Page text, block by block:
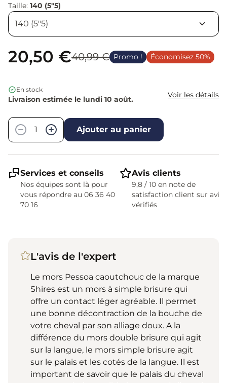
Taille: 140 (5"5)
20,50 €40,99 € Promo ! Économisez 50%
En stock
Livraison estimée le lundi 10 août. Voir les détails
−
+ Ajouter au panier
Services et conseils
Nos équipes sont là pour
vous répondre au 06 36 40
70 16
Avis clients
9,8 / 10 en note de
satisfaction client sur avis
vérifiés
L'avis de l'expert
Le mors Pessoa caoutchouc de la marque
Shires est un mors à simple brisure qui
offre un contact léger agréable. Il permet
une bonne décontraction de la bouche de
votre cheval par son alliage doux. A la
différence du mors double brisure qui agit
sur la langue, le mors simple brisure agit
sur le palais et les cotés de la langue. Il est
important de savoir que le palais du cheval